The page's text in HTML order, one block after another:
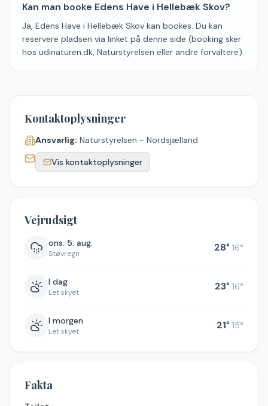
Kan man booke Edens Have i Hellebæk Skov?
Ja, Edens Have i Hellebæk Skov kan bookes. Du kan
reservere pladsen via linket på denne side (booking sker
hos udinaturen.dk, Naturstyrelsen eller andre forvaltere).
Kontaktoplysninger
Ansvarlig: Naturstyrelsen - Nordsjælland
Vis kontaktoplysninger
Vejrudsigt
ons. 5. aug.
Støvregn 28° 16°
I dag
Let skyet 23° 16°
I morgen
Let skyet 21° 15°
Fakta